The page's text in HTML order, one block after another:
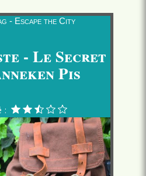
- Escape the City
- Le Secret
Pis
: